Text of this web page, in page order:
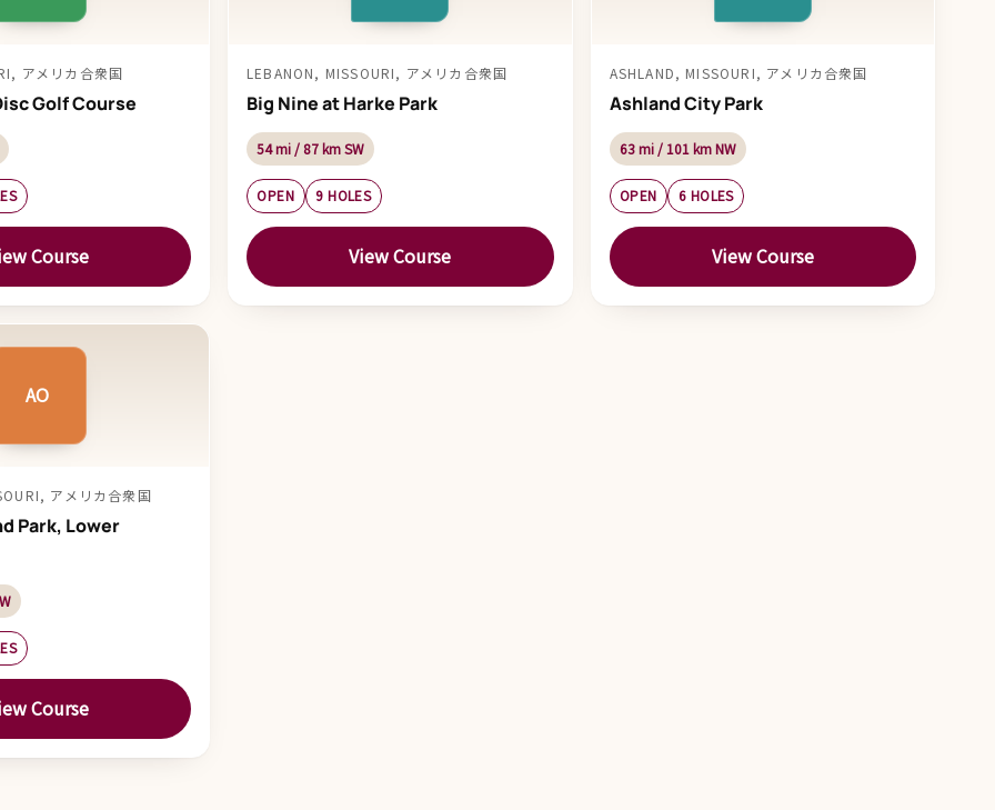
アメリカ合衆国
Golf Course
Course
LEBANON, MISSOURI, アメリカ合衆国
Big Nine at Harke Park
54 mi / 87 km SW
OPEN 9 HOLES
View Course
ASHLAND, MISSOURI, アメリカ合衆国
Ashland City Park
63 mi / 101 km NW
OPEN 6 HOLES
View Course
AO
アメリカ合衆国
Park, Lower
Course